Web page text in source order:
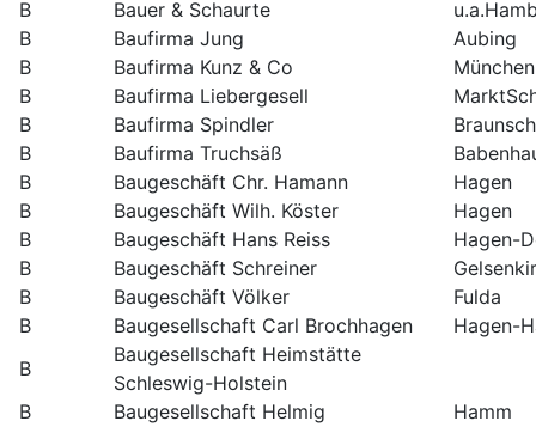
B
Bauer & Schaurte
B
Baufirma Jung
Aubing
B
Baufirma Kunz & Co
München
B
Baufirma Liebergesell
B
Baufirma Spindler
B
Baufirma Truchsäß
B
Baugeschäft Chr. Hamann
Hagen
B
Baugeschäft Wilh. Köster
Hagen
B
Baugeschäft Hans Reiss
Hagen-
B
Baugeschäft Schreiner
B
Baugeschäft Völker
Fulda
B
Baugesellschaft Carl Brochhagen
Hagen-
B
Baugesellschaft Heimstätte
Schleswig-Holstein
B
Baugesellschaft Helmig
Hamm